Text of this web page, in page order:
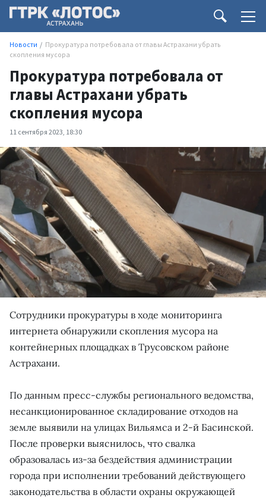
Новости
Прокуратура потребовала от главы Астрахани убрать
скопления мусора
Прокуратура потребовала от
главы Астрахани убрать
скопления мусора
11 сентября 2023, 18:30
Сотрудники прокуратуры в ходе мониторинга
интернета обнаружили скопления мусора на
контейнерных площадках в Трусовском районе
Астрахани.
По данным пресс-службы регионального ведомства,
несанкционированное складирование отходов на
земле выявили на улицах Вильямса и 2-й Басинской.
После проверки выяснилось, что свалка
образовалась из-за бездействия администрации
города при исполнении требований действующего
законодательства в области охраны окружающей